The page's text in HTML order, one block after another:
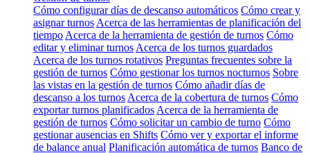
Cómo configurar días de descanso automáticos Cómo crear y
asignar turnos Acerca de las herramientas de planificación del
tiempo Acerca de la herramienta de gestión de turnos Cómo
editar y eliminar turnos Acerca de los turnos guardados
Acerca de los turnos rotativos Preguntas frecuentes sobre la
gestión de turnos Cómo gestionar los turnos nocturnos Sobre
las vistas en la gestión de turnos Cómo añadir días de
descanso a los turnos Acerca de la cobertura de turnos Cómo
exportar turnos planificados Acerca de la herramienta de
gestión de turnos Cómo solicitar un cambio de turno Cómo
gestionar ausencias en Shifts Cómo ver y exportar el informe
de balance anual Planificación automática de turnos Banco de